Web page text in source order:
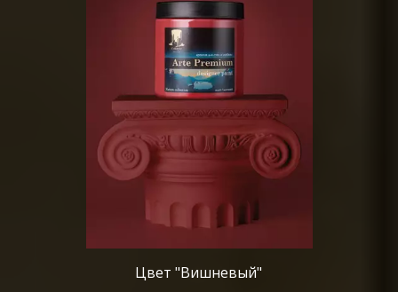
Цвет "Вишневый"